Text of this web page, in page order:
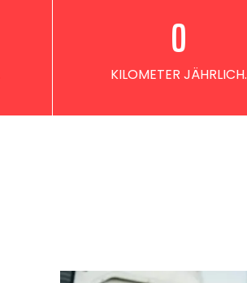
KILOMETER JÄHRLICH.
0